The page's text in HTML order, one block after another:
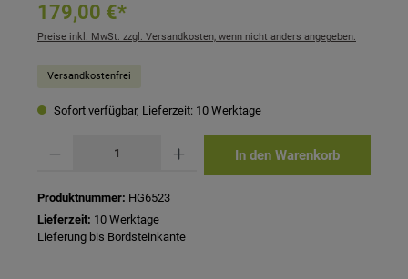
179,00 €*
Preise inkl. MwSt. zzgl. Versandkosten, wenn nicht anders angegeben.
Versandkostenfrei
Sofort verfügbar, Lieferzeit: 10 Werktage
In den Warenkorb
Produktnummer: HG6523
Lieferzeit: 10 Werktage
Lieferung bis Bordsteinkante